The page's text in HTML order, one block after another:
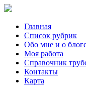
Главная
Список рубрик
Обо мне и о
Моя работа
Справочник
Контакты
Карта